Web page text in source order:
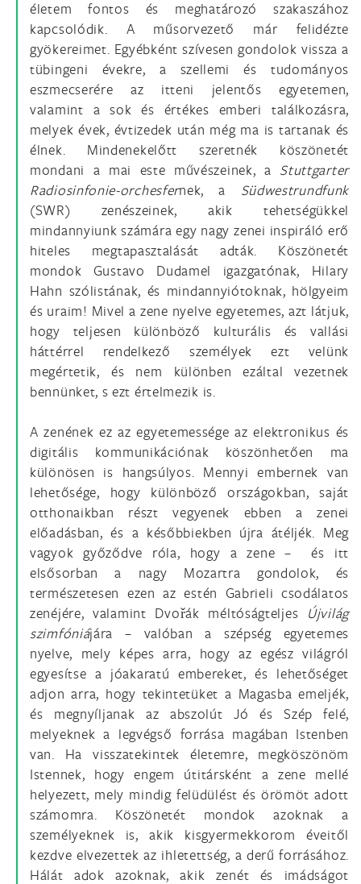
életem fontos és meghatározó szakaszához
kapcsolódik. A műsorvezető már felidézte
gyökereimet. Egyébként szívesen gondolok vissza a
tübingeni évekre, a szellemi és tudományos
eszmecserére az itteni jelentős egyetemen,
valamint a sok és értékes emberi találkozásra,
melyek évek, évtizedek után még ma is tartanak és
élnek. Mindenekelőtt szeretnék köszönetét
mondani a mai este művészeinek, a Stuttgarter
Radiosinfonie-orchesfernek, a Südwestrundfunk
(SWR) zenészeinek, akik tehetségükkel
mindannyiunk számára egy nagy zenei inspiráló erő
hiteles megtapasztalását adták. Köszönetét
mondok Gustavo Dudamel igazgatónak, Hilary
Hahn szólistának, és mindannyiótoknak, hölgyeim
és uraim! Mivel a zene nyelve egyetemes, azt látjuk,
hogy teljesen különböző kulturális és vallási
háttérrel rendelkező személyek ezt velünk
megértetik, és nem különben ezáltal vezetnek
bennünket, s ezt értelmezik is.
A zenének ez az egyetemessége az elektronikus és
digitális kommunikációnak köszönhetően ma
különösen is hangsúlyos. Mennyi embernek van
lehetősége, hogy különböző országokban, saját
otthonaikban részt vegyenek ebben a zenei
előadásban, és a későbbiekben újra átéljék. Meg
vagyok győződve róla, hogy a zene – és itt
elsősorban a nagy Mozartra gondolok, és
természetesen ezen az estén Gabrieli csodálatos
zenéjére, valamint Dvořák méltóságteljes Újvilág
szimfóniájára – valóban a szépség egyetemes
nyelve, mely képes arra, hogy az egész világról
egyesítse a jóakaratú embereket, és lehetőséget
adjon arra, hogy tekintetüket a Magasba emeljék,
és megnyíljanak az abszolút Jó és Szép felé,
melyeknek a legvégső forrása magában Istenben
van. Ha visszatekintek életemre, megköszönöm
Istennek, hogy engem útitársként a zene mellé
helyezett, mely mindig felüdülést és örömöt adott
számomra. Köszönetét mondok azoknak a
személyeknek is, akik kisgyermekkorom éveitől
kezdve elvezettek az ihletettség, a derű forrásához.
Hálát adok azoknak, akik zenét és imádságot